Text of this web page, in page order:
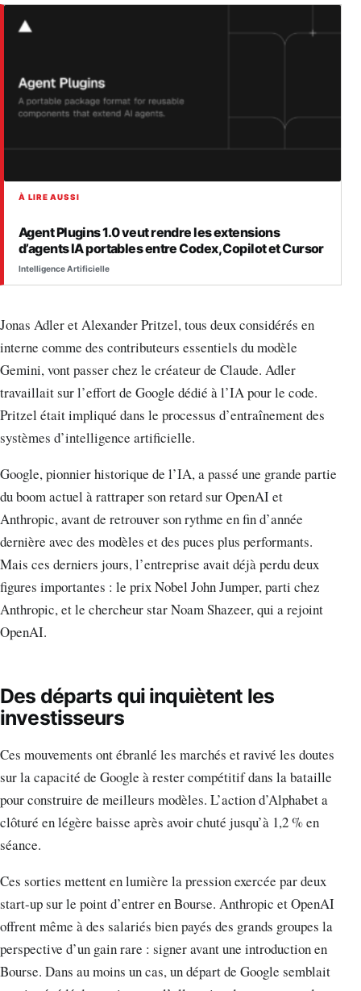
À LIRE AUSSI
Agent Plugins 1.0 veut rendre les extensions
d’agents IA portables entre Codex, Copilot et Cursor
Intelligence Artificielle
Jonas Adler et Alexander Pritzel, tous deux considérés en
interne comme des contributeurs essentiels du modèle
Gemini, vont passer chez le créateur de Claude. Adler
travaillait sur l’effort de Google dédié à l’IA pour le code.
Pritzel était impliqué dans le processus d’entraînement des
systèmes d’intelligence artificielle.
Google, pionnier historique de l’IA, a passé une grande partie
du boom actuel à rattraper son retard sur OpenAI et
Anthropic, avant de retrouver son rythme en fin d’année
dernière avec des modèles et des puces plus performants.
Mais ces derniers jours, l’entreprise avait déjà perdu deux
figures importantes : le prix Nobel John Jumper, parti chez
Anthropic, et le chercheur star Noam Shazeer, qui a rejoint
OpenAI.
Des départs qui inquiètent les
investisseurs
Ces mouvements ont ébranlé les marchés et ravivé les doutes
sur la capacité de Google à rester compétitif dans la bataille
pour construire de meilleurs modèles. L’action d’Alphabet a
clôturé en légère baisse après avoir chuté jusqu’à 1,2 % en
séance.
Ces sorties mettent en lumière la pression exercée par deux
start-up sur le point d’entrer en Bourse. Anthropic et OpenAI
offrent même à des salariés bien payés des grands groupes la
perspective d’un gain rare : signer avant une introduction en
Bourse. Dans au moins un cas, un départ de Google semblait